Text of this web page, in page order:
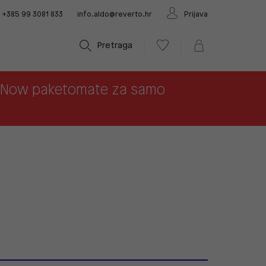
+385 99 3081 833 info.aldo@reverto.hr Prijava
Pretraga
paketomate za samo